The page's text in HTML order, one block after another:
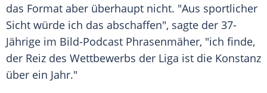
das Format aber überhaupt nicht. "Aus sportlicher
Sicht würde ich das abschaffen", sagte der 37-
Jährige im Bild-Podcast Phrasenmäher, "ich finde,
der Reiz des Wettbewerbs der Liga ist die Konstanz
über ein Jahr."